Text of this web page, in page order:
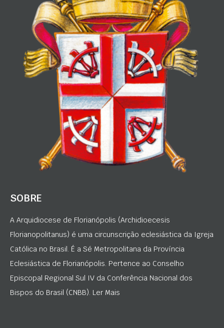
SOBRE
A Arquidiocese de Florianópolis (Archidioecesis
Florianopolitanus) é uma circunscrição eclesiástica da Igreja
Católica no Brasil. É a Sé Metropolitana da Província
Eclesiástica de Florianópolis. Pertence ao Conselho
Episcopal Regional Sul IV da Conferência Nacional dos
Bispos do Brasil (CNBB). Ler Mais